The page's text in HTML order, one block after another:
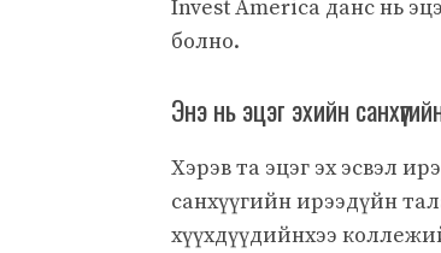
Invest America данс нь
болно.
Энэ нь эцэг эхийн
Хэрэв та эцэг эх эсвэл
санхүүгийн ирээдүйн
хүүхдүүдийнхээ